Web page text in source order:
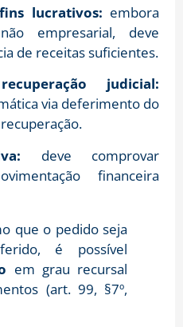
lucrativos: embora
empresarial, deve
de receitas suficientes.
judicial:
via deferimento do
deve comprovar
financeira
que o pedido seja
é possível
em grau recursal
(art. 99, §7º,